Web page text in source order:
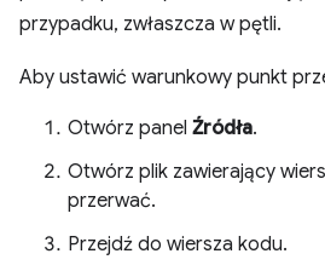
przypadku, zwłaszcza w pętli.
Aby ustawić warunkowy punkt
Otwórz panel Źródła.
Otwórz plik zawierający
przerwać.
Przejdź do wiersza kodu.